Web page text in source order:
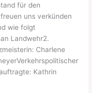
für den
uns verkünden
wie folgt
Landwehr2.
Charlene
Kathrin